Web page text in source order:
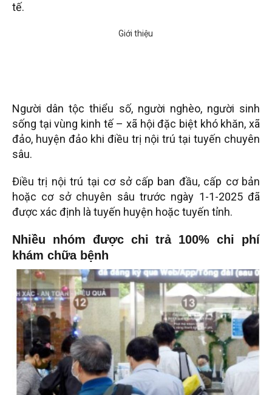
tế.
Người dân tộc thiểu số, người nghèo, người sinh
sống tại vùng kinh tế – xã hội đặc biệt khó khăn, xã
đảo, huyện đảo khi điều trị nội trú tại tuyến chuyên
sâu.
Điều trị nội trú tại cơ sở cấp ban đầu, cấp cơ bản
hoặc cơ sở chuyên sâu trước ngày 1-1-2025 đã
được xác định là tuyến huyện hoặc tuyến tỉnh.
Nhiều nhóm được chi trả 100% chi phí
khám chữa bệnh